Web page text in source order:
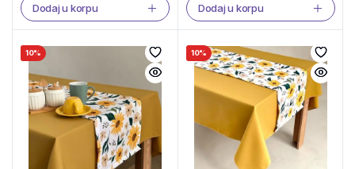
Dodaj u korpu Dodaj u korpu
10% 10%